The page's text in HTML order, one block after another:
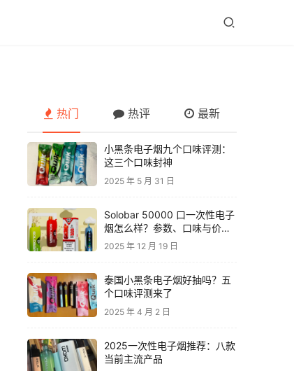
热门 热评 最新
小黑条电子烟九个口味评测：
这三个口味封神
2025 年 5 月 31 日
Solobar 50000 口一次性电子
烟怎么样？参数、口味与价格
解析
2025 年 12 月 19 日
泰国小黑条电子烟好抽吗？五
个口味评测来了
2025 年 4 月 2 日
2025一次性电子烟推荐：八款
当前主流产品